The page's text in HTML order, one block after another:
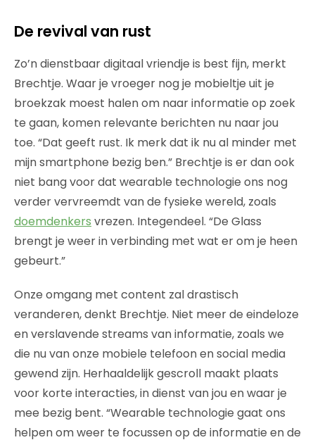
De revival van rust
Zo’n dienstbaar digitaal vriendje is best fijn, merkt
Brechtje. Waar je vroeger nog je mobieltje uit je
broekzak moest halen om naar informatie op zoek
te gaan, komen relevante berichten nu naar jou
toe. “Dat geeft rust. Ik merk dat ik nu al minder met
mijn smartphone bezig ben.” Brechtje is er dan ook
niet bang voor dat wearable technologie ons nog
verder vervreemdt van de fysieke wereld, zoals
doemdenkers vrezen. Integendeel. “De Glass
brengt je weer in verbinding met wat er om je heen
gebeurt.”
Onze omgang met content zal drastisch
veranderen, denkt Brechtje. Niet meer de eindeloze
en verslavende streams van informatie, zoals we
die nu van onze mobiele telefoon en social media
gewend zijn. Herhaaldelijk gescroll maakt plaats
voor korte interacties, in dienst van jou en waar je
mee bezig bent. “Wearable technologie gaat ons
helpen om weer te focussen op de informatie en de